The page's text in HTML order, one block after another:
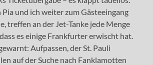
und ich weiter zum Gästeeingang
treffen an der Jet-Tanke jede Menge
es einige Frankfurter erwischt hat.
Aufpassen, der St. Pauli
auf der Suche nach Fanklamotten